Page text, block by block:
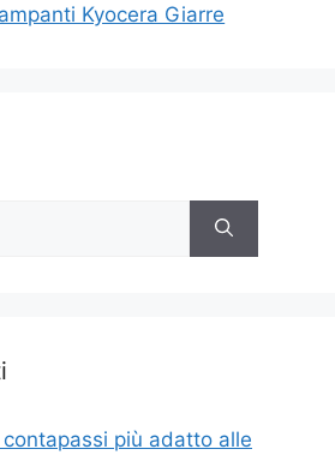
Kyocera Giarre
più adatto alle